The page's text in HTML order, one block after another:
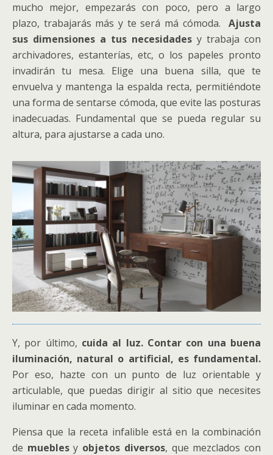
mucho mejor, empezarás con poco, pero a largo
plazo, trabajarás más y te será má cómoda. Ajusta
sus dimensiones a tus necesidades y trabaja con
archivadores, estanterías, etc, o los papeles pronto
invadirán tu mesa. Elige una buena silla, que te
envuelva y mantenga la espalda recta, permitiéndote
una forma de sentarse cómoda, que evite las posturas
inadecuadas. Fundamental que se pueda regular su
altura, para ajustarse a cada uno.
Y, por último, cuida al luz. Contar con una buena
iluminación, natural o artificial, es fundamental.
Por eso, hazte con un punto de luz orientable y
articulable, que puedas dirigir al sitio que necesites
iluminar en cada momento.
Piensa que la receta infalible está en la combinación
de mueblesy objetos diversos, que mezclados con